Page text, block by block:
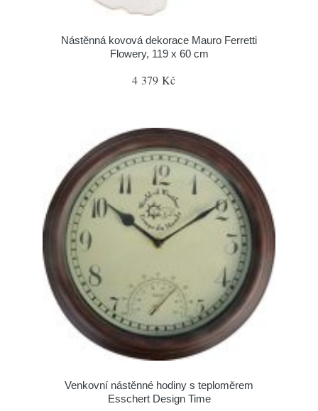
Nástěnná kovová dekorace Mauro Ferretti
Flowery, 119 x 60 cm
4 379 Kč
Venkovní nástěnné hodiny s teploměrem
Esschert Design Time